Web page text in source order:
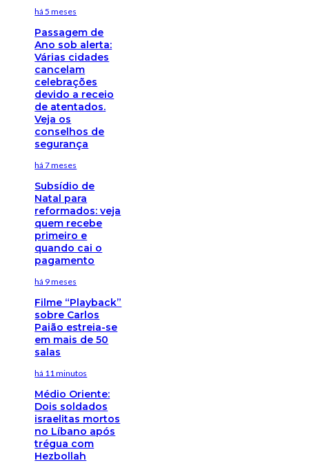
há 5 meses
Passagem de
Ano sob alerta:
Várias cidades
cancelam
celebrações
devido a receio
de atentados.
Veja os
conselhos de
segurança
há 7 meses
Subsídio de
Natal para
reformados: veja
quem recebe
primeiro e
quando cai o
pagamento
há 9 meses
Filme “Playback”
sobre Carlos
Paião estreia-se
em mais de 50
salas
há 11 minutos
Médio Oriente:
Dois soldados
israelitas mortos
no Líbano após
trégua com
Hezbollah